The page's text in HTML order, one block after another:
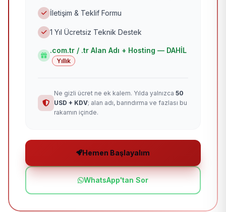
İletişim & Teklif Formu
1 Yıl Ücretsiz Teknik Destek
.com.tr / .tr Alan Adı + Hosting — DAHİL
Yıllık
Ne gizli ücret ne ek kalem. Yılda yalnızca 50
USD + KDV; alan adı, barındırma ve fazlası bu
rakamın içinde.
Hemen Başlayalım
WhatsApp'tan Sor